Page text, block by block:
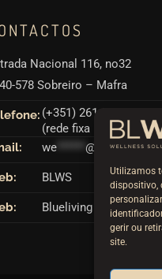
Utilizamos
dispositivo,
gerir ou
site.
Nacional 116, no32
578 Sobreiro – Mafra
(+351) 261 866 880
(rede fixa nacional)
we ****** @ ws.pt
BLWS
Blueliving